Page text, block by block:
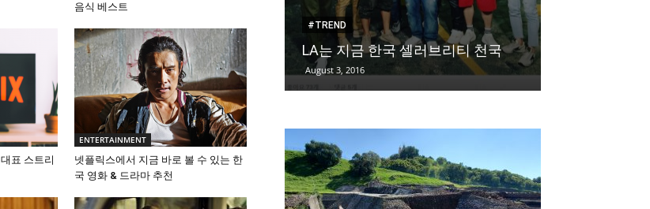
음식 베스트
표 스트리
ENTERTAINMENT
넷플릭스에서 지금 바로 볼 수 있는 한
국 영화 & 드라마 추천
#TREND
LA는 지금 한국 셀러브리티 천국
August 3, 2016